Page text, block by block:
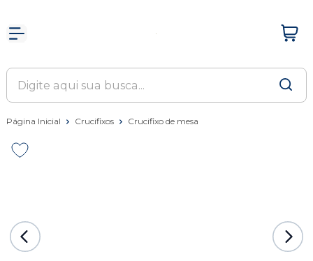
Página Inicial Crucifixos Crucifixo de mesa